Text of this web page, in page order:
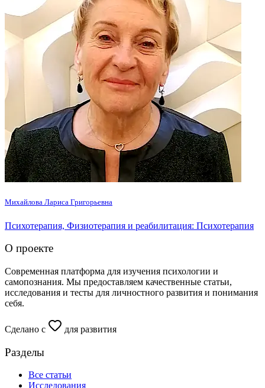
Михайлова Лариса Григорьевна
Психотерапия, Физиотерапия и реабилитация: Психотерапия
О проекте
Современная платформа для изучения психологии и
самопознания. Мы предоставляем качественные статьи,
исследования и тесты для личностного развития и понимания
себя.
Сделано с для развития
Разделы
Все статьи
Исследования